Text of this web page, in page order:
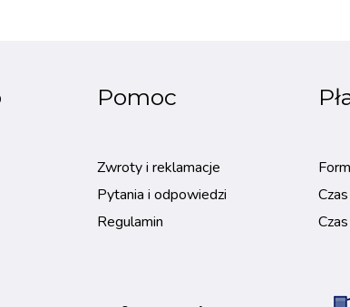
Pomoc
Zwroty i reklamacje
Pytania i odpowiedzi
Regulamin